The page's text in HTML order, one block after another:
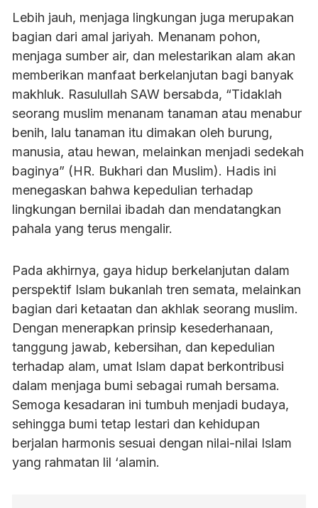
Lebih jauh, menjaga lingkungan juga merupakan
bagian dari amal jariyah. Menanam pohon,
menjaga sumber air, dan melestarikan alam akan
memberikan manfaat berkelanjutan bagi banyak
makhluk. Rasulullah SAW bersabda, “Tidaklah
seorang muslim menanam tanaman atau menabur
benih, lalu tanaman itu dimakan oleh burung,
manusia, atau hewan, melainkan menjadi sedekah
baginya” (HR. Bukhari dan Muslim). Hadis ini
menegaskan bahwa kepedulian terhadap
lingkungan bernilai ibadah dan mendatangkan
pahala yang terus mengalir.
Pada akhirnya, gaya hidup berkelanjutan dalam
perspektif Islam bukanlah tren semata, melainkan
bagian dari ketaatan dan akhlak seorang muslim.
Dengan menerapkan prinsip kesederhanaan,
tanggung jawab, kebersihan, dan kepedulian
terhadap alam, umat Islam dapat berkontribusi
dalam menjaga bumi sebagai rumah bersama.
Semoga kesadaran ini tumbuh menjadi budaya,
sehingga bumi tetap lestari dan kehidupan
berjalan harmonis sesuai dengan nilai-nilai Islam
yang rahmatan lil ‘alamin.